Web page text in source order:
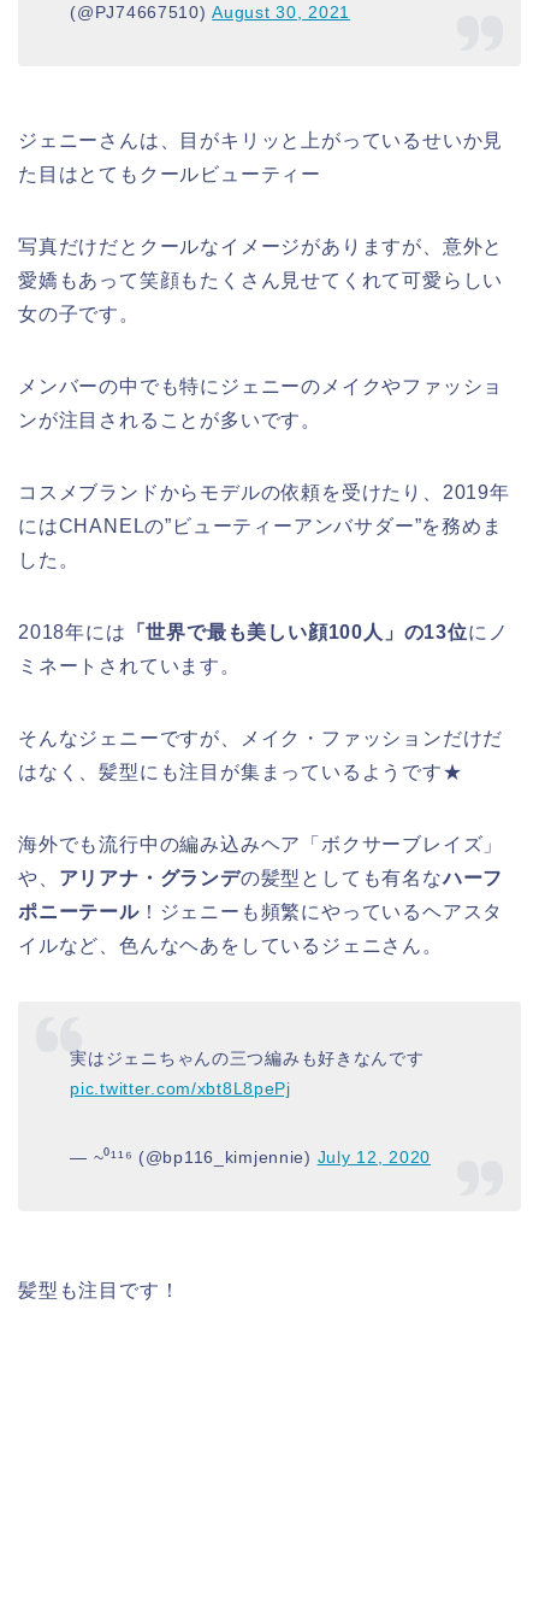
(@PJ74667510)August 30, 2021
ジェニーさんは、目がキリッと上がっているせいか見
た目はとてもクールビューティー
写真だけだとクールなイメージがありますが、意外と
愛嬌もあって笑顔もたくさん見せてくれて可愛らしい
女の子です。
メンバーの中でも特にジェニーのメイクやファッショ
ンが注目されることが多いです。
コスメブランドからモデルの依頼を受けたり、2019年
にはCHANELの”ビューティーアンバサダー”を務めま
した。
2018年には 「世界で最も美しい顔100人」の13位にノ
ミネートされています。
そんなジェニーですが、メイク・ファッションだけだ
はなく、髪型にも注目が集まっているようです★
海外でも流行中の編み込みヘア「ボクサーブレイズ」
や、 アリアナ・グランデの髪型としても有名なハーフ
ポニーテール！ジェニーも頻繁にやっているヘアスタ
イルなど、色んなヘあをしているジェニさん。
実はジェニちゃんの三つ編みも好きなんです
pic.twitter.com/xbt8L8pePj
— ~⁰¹¹⁶ (@bp116_kimjennie) July 12, 2020
髪型も注目です！